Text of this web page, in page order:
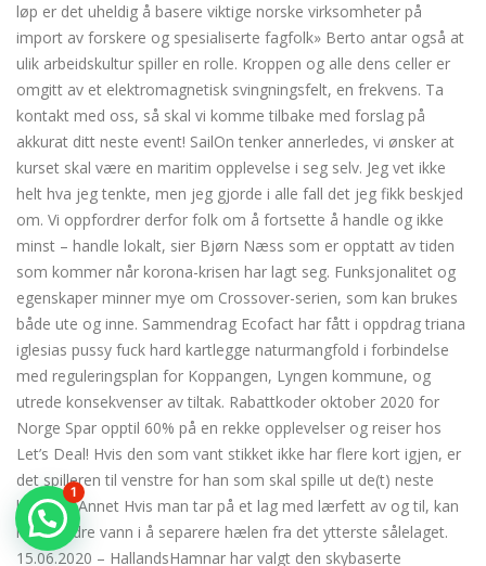
løp er det uheldig å basere viktige norske virksomheter på
import av forskere og spesialiserte fagfolk» Berto antar også at
ulik arbeidskultur spiller en rolle. Kroppen og alle dens celler er
omgitt av et elektromagnetisk svingningsfelt, en frekvens. Ta
kontakt med oss, så skal vi komme tilbake med forslag på
akkurat ditt neste event! SailOn tenker annerledes, vi ønsker at
kurset skal være en maritim opplevelse i seg selv. Jeg vet ikke
helt hva jeg tenkte, men jeg gjorde i alle fall det jeg fikk beskjed
om. Vi oppfordrer derfor folk om å fortsette å handle og ikke
minst – handle lokalt, sier Bjørn Næss som er opptatt av tiden
som kommer når korona-krisen har lagt seg. Funksjonalitet og
egenskaper minner mye om Crossover-serien, som kan brukes
både ute og inne. Sammendrag Ecofact har fått i oppdrag triana
iglesias pussy fuck hard kartlegge naturmangfold i forbindelse
med reguleringsplan for Koppangen, Lyngen kommune, og
utrede konsekvenser av tiltak. Rabattkoder oktober 2020 for
Norge Spar opptil 60% på en rekke opplevelser og reiser hos
Let’s Deal! Hvis den som vant stikket ikke har flere kort igjen, er
det spilleren til venstre for han som skal spille ut de(t) neste
kortene. Annet Hvis man tar på et lag med lærfett av og til, kan
man hindre vann i å separere hælen fra det ytterste sålelaget.
15.06.2020 – HallandsHamnar har valgt den skybaserte
1